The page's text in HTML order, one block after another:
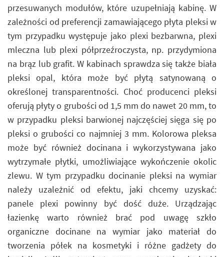
przesuwanych modułów, które uzupełniają kabinę. W
zależności od preferencji zamawiającego płyta pleksi w
tym przypadku występuje jako plexi bezbarwna, plexi
mleczna lub plexi półprzeźroczysta, np. przydymiona
na brąz lub grafit. W kabinach sprawdza się także biała
pleksi opal, która może być płytą satynowaną o
określonej transparentności. Choć producenci pleksi
oferują płyty o grubości od 1,5 mm do nawet 20 mm, to
w przypadku pleksi barwionej najczęściej sięga się po
pleksi o grubości co najmniej 3 mm. Kolorowa pleksa
może być również docinana i wykorzystywana jako
wytrzymałe płytki, umożliwiające wykończenie okolic
zlewu. W tym przypadku docinanie pleksi na wymiar
należy uzależnić od efektu, jaki chcemy uzyskać:
panele plexi powinny być dość duże. Urządzając
łazienkę warto również brać pod uwagę szkło
organiczne docinane na wymiar jako materiał do
tworzenia półek na kosmetyki i różne gadżety do